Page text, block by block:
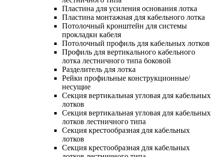
Пластина для усиления основания лотка
Пластина монтажная для кабельного лотка
Потолочный кронштейн для системы
прокладки кабеля
Потолочный профиль для кабельных лотков
Профиль для вертикального кабельного
лотка лестничного типа боковой
Разделитель для лотка
Рейки профильные конструкционные/
несущие
Секция вертикальная угловая для кабельных
лотков
Секция вертикальная угловая для кабельных
лотков лестничного типа
Секция крестообразная для кабельных
лотков
Секция крестообразная для кабельных